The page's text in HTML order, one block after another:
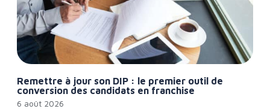
Remettre à jour son DIP : le premier outil de
conversion des candidats en franchise
6 août 2026